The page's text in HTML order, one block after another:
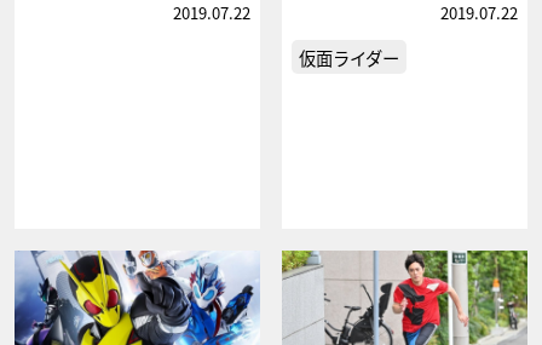
2019.07.22 2019.07.22
仮面ライダー